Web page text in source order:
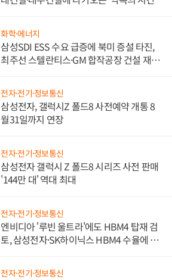
화학·에너지
삼성SDI ESS 수요 급증에 북미 증설 타진,
최주선 스텔란티스·GM 합작공장 건설 재추
전자·전기·정보통신
삼성전자, 갤럭시Z 폴드8 사전예약 개통 8
월31일까지 연장
전자·전기·정보통신
삼성전자 갤럭시 Z 폴드8 시리즈 사전 판매
'144만 대' 역대 최대
전자·전기·정보통신
엔비디아 '루빈 울트라'에도 HBM4 탑재 검
토, 삼성전자·SK하이닉스 HBM4 수율에 주
전자·전기·정보통신